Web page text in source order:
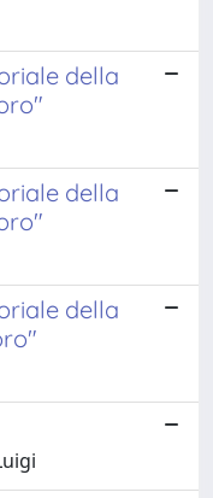
della
della
della